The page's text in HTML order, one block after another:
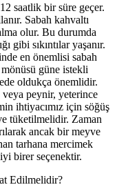
saatlik bir süre geçer.
Sabah kahvaltı
olur. Bu durumda
gibi sıkıntılar yaşanır.
en önemlisi sabah
mönüsü güne istekli
oldukça önemlidir.
peynir, yeterince
ihtiyacımız için söğüş
tüketilmelidir. Zaman
ancak bir meyve
tarhana mercimek
birer seçenektir.
Edilmelidir?